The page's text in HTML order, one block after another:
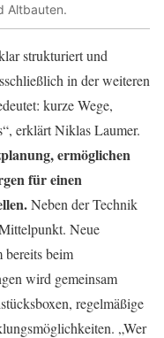
Altbauten.
strukturiert und
in der weiteren
kurze Wege,
erklärt Niklas Laumer.
ermöglichen
für einen
Neben der Technik
Neue
bereits beim
wird gemeinsam
regelmäßige
„Wer